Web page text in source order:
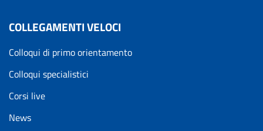
COLLEGAMENTI VELOCI
Colloqui di primo orientamento
Colloqui specialistici
Corsi live
News